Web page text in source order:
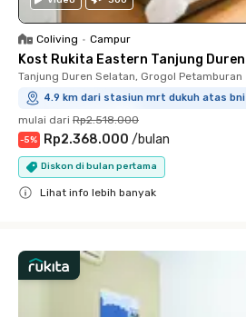
Coliving • Campur
Kost Rukita Eastern Tanjung Duren
Tanjung Duren Selatan, Grogol Petamburan
4.9 km dari stasiun mrt dukuh atas bni
mulai dari Rp2.518.000
-5% Rp2.368.000 /bulan
Diskon di bulan pertama
Lihat info lebih banyak